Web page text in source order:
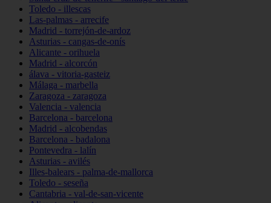
Toledo - illescas
Las-palmas - arrecife
Madrid - torrejón-de-ardoz
Asturias - cangas-de-onís
Alicante - orihuela
Madrid - alcorcón
álava - vitoria-gasteiz
Málaga - marbella
Zaragoza - zaragoza
Valencia - valencia
Barcelona - barcelona
Madrid - alcobendas
Barcelona - badalona
Pontevedra - lalín
Asturias - avilés
Illes-balears - palma-de-mallorca
Toledo - seseña
Cantabria - val-de-san-vicente